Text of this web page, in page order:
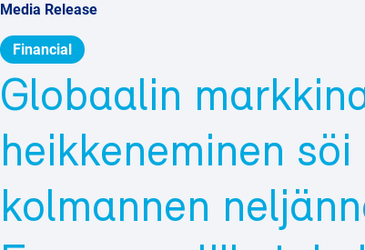
Media Release
Financial
Globaalin
heikkeneminen
kolmannen